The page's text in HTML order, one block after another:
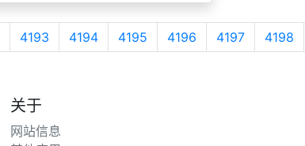
4193 4194 4195 4196 4197 4198
关于
网站信息